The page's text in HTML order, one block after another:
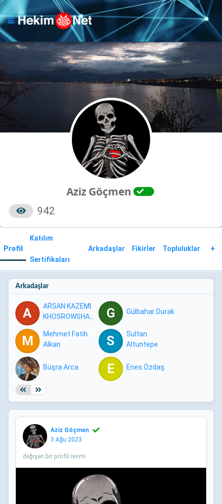
Aziz Göçmen
942
Profil
Katılım
Sertifikaları
Arkadaşlar Fikirler Topluluklar +
Arkadaşlar
A
ARSAN KAZEMI
KHOSROWSHAHI
G Gülbahar Durak
M
Mehmet Fatih
Alkan
S
Sultan
Altuntepe
Büşra Arca E Enes Özdaş
Aziz Göçmen
3 Ağu 2023
değişen bir profil resmi